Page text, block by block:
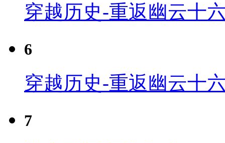
穿越历史-重返幽云十
6
穿越历史-重返幽云十
7